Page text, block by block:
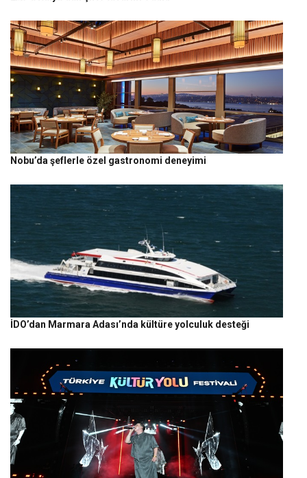
Nobu’da şeflerle özel gastronomi deneyimi
İDO’dan Marmara Adası’nda kültüre yolculuk desteği